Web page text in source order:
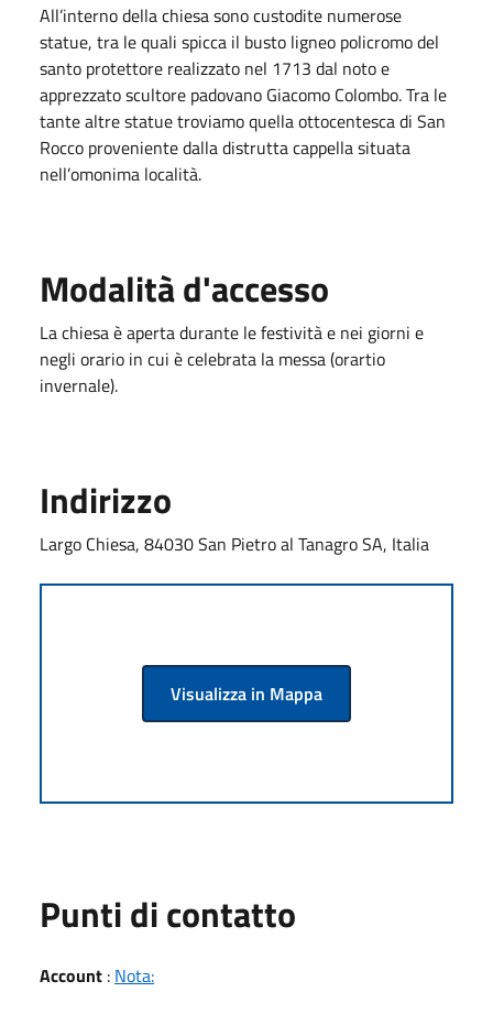
All’interno della chiesa sono custodite numerose
statue, tra le quali spicca il busto ligneo policromo del
santo protettore realizzato nel 1713 dal noto e
apprezzato scultore padovano Giacomo Colombo. Tra le
tante altre statue troviamo quella ottocentesca di San
Rocco proveniente dalla distrutta cappella situata
nell’omonima località.
Modalità d'accesso
La chiesa è aperta durante le festività e nei giorni e
negli orario in cui è celebrata la messa (orartio
invernale).
Indirizzo
Largo Chiesa, 84030 San Pietro al Tanagro SA, Italia
Visualizza in Mappa
Punti di contatto
Account : Nota: